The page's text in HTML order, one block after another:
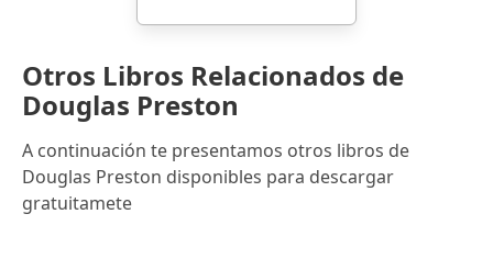
Otros Libros Relacionados de
Douglas Preston
A continuación te presentamos otros libros de
Douglas Preston disponibles para descargar
gratuitamete